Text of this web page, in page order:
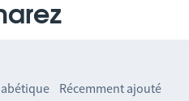
Récemment ajouté